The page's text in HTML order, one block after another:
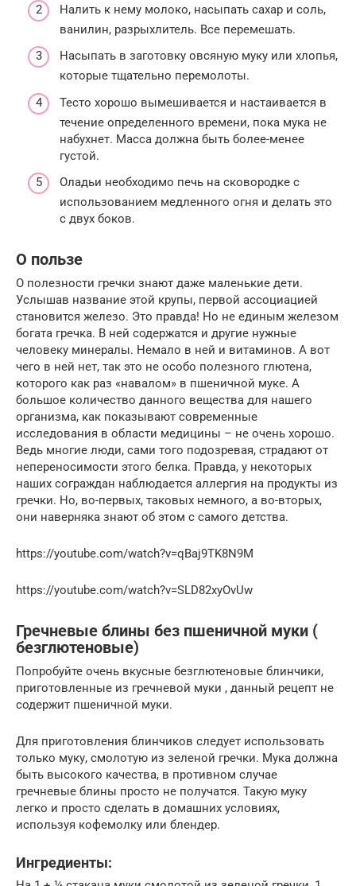
Налить к нему молоко, насыпать сахар и соль,
ванилин, разрыхлитель. Все перемешать.
Насыпать в заготовку овсяную муку или хлопья,
которые тщательно перемолоты.
Тесто хорошо вымешивается и настаивается в
течение определенного времени, пока мука не
набухнет. Масса должна быть более-менее
густой.
Оладьи необходимо печь на сковородке с
использованием медленного огня и делать это
с двух боков.
О пользе
О полезности гречки знают даже маленькие дети.
Услышав название этой крупы, первой ассоциацией
становится железо. Это правда! Но не единым железом
богата гречка. В ней содержатся и другие нужные
человеку минералы. Немало в ней и витаминов. А вот
чего в ней нет, так это не особо полезного глютена,
которого как раз «навалом» в пшеничной муке. А
большое количество данного вещества для нашего
организма, как показывают современные
исследования в области медицины – не очень хорошо.
Ведь многие люди, сами того подозревая, страдают от
непереносимости этого белка. Правда, у некоторых
наших сограждан наблюдается аллергия на продукты из
гречки. Но, во-первых, таковых немного, а во-вторых,
они наверняка знают об этом с самого детства.
https://youtube.com/watch?v=qBaj9TK8N9M
https://youtube.com/watch?v=SLD82xyOvUw
Гречневые блины без пшеничной муки (
безглютеновые)
Попробуйте очень вкусные безглютеновые блинчики,
приготовленные из гречневой муки , данный рецепт не
содержит пшеничной муки.
Для приготовления блинчиков следует использовать
только муку, смолотую из зеленой гречки. Мука должна
быть высокого качества, в противном случае
гречневые блины просто не получатся. Такую муку
легко и просто сделать в домашних условиях,
используя кофемолку или блендер.
Ингредиенты: